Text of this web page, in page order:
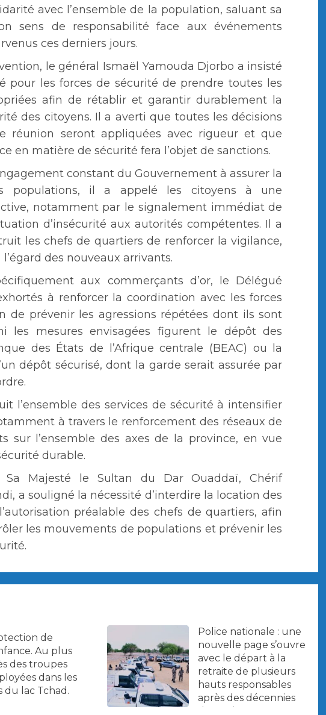
avec l’ensemble de la population, saluant sa
sens de responsabilité face aux événements
ces derniers jours.
le général Ismaël Yamouda Djorbo a insisté
pour les forces de sécurité de prendre toutes les
afin de rétablir et garantir durablement la
des citoyens. Il a averti que toutes les décisions
réunion seront appliquées avec rigueur et que
en matière de sécurité fera l’objet de sanctions.
constant du Gouvernement à assurer la
populations, il a appelé les citoyens à une
notamment par le signalement immédiat de
d’insécurité aux autorités compétentes. Il a
les chefs de quartiers de renforcer la vigilance,
des nouveaux arrivants.
aux commerçants d’or, le Délégué
à renforcer la coordination avec les forces
de prévenir les agressions répétées dont ils sont
les mesures envisagées figurent le dépôt des
des États de l’Afrique centrale (BEAC) ou la
dépôt sécurisé, dont la garde serait assurée par
l’ensemble des services de sécurité à intensifier
à travers le renforcement des réseaux de
sur l’ensemble des axes de la province, en vue
durable.
Sa Majesté le Sultan du Dar Ouaddaï, Chérif
a souligné la nécessité d’interdire la location des
préalable des chefs de quartiers, afin
les mouvements de populations et prévenir les
de
Au plus
des troupes
dans les
du lac Tchad.
Police nationale : une
nouvelle page s’ouvre
avec le départ à la
retraite de plusieurs
hauts responsables
après des décennies
de service